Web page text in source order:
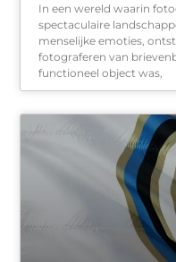
In een wereld waarin
spectaculaire
menselijke emoties,
fotograferen van
functioneel object was,